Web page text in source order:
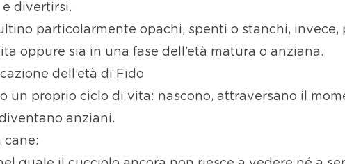
divertirsi.
particolarmente opachi, spenti o stanchi, invece,
oppure sia in una fase dell’età matura o anziana.
dell’età di Fido
un proprio ciclo di vita: nascono, attraversano il
anziani.
cane: